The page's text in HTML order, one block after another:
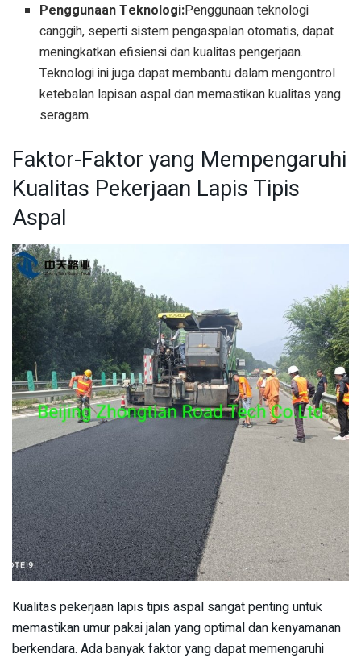
Penggunaan Teknologi:Penggunaan teknologi
canggih, seperti sistem pengaspalan otomatis, dapat
meningkatkan efisiensi dan kualitas pengerjaan.
Teknologi ini juga dapat membantu dalam mengontrol
ketebalan lapisan aspal dan memastikan kualitas yang
seragam.
Faktor-Faktor yang Mempengaruhi
Kualitas Pekerjaan Lapis Tipis
Aspal
Kualitas pekerjaan lapis tipis aspal sangat penting untuk
memastikan umur pakai jalan yang optimal dan kenyamanan
berkendara. Ada banyak faktor yang dapat memengaruhi